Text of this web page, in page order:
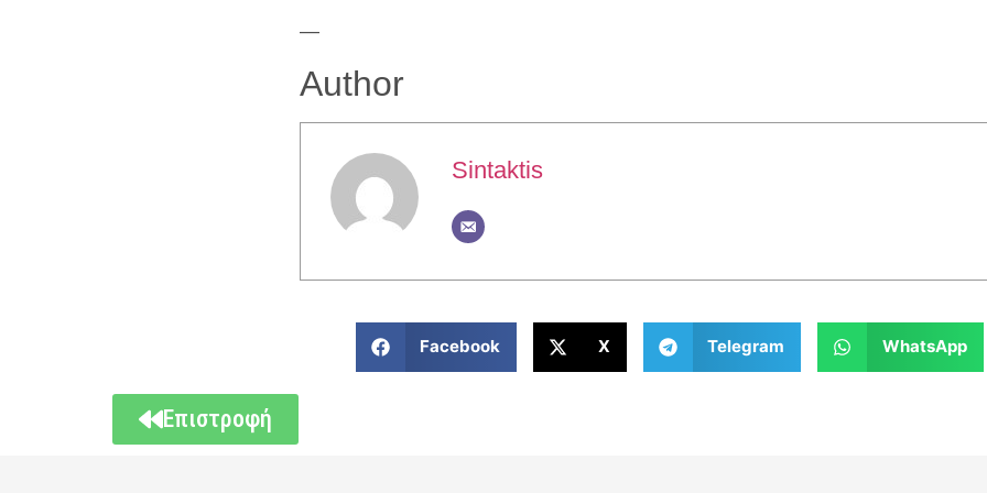
—
Author
Sintaktis
Facebook X Telegram WhatsApp
Επιστροφή